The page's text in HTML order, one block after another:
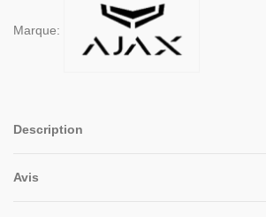
Marque:
Description
Avis